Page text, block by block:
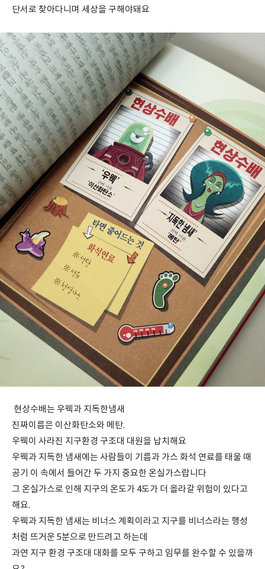
단서로 찾아다니며 세상을 구해야돼요
현상수배는 우웩과 지독한냄새
진짜이름은 이산화탄소와 메탄.
우웩이 사라진 지구환경 구조대 대원을 납치해요
우웩과 지독한 냄새에는 사람들이 기름과 가스 화석 연료를 태울 때
공기 이 속에서 들어간 두 가지 중요한 온실가스랍니다
그 온실가스로 인해 지구의 온도가 4도가 더 올라갈 위험이 있다고
해요.
우웩과 지독한 냄새는 비너스 계획이라고 지구를 비너스라는 행성
처럼 뜨거운 5분으로 만드려고 하는데
과연 지구 환경 구조대 대화를 모두 구하고 임무를 완수할 수 있을까